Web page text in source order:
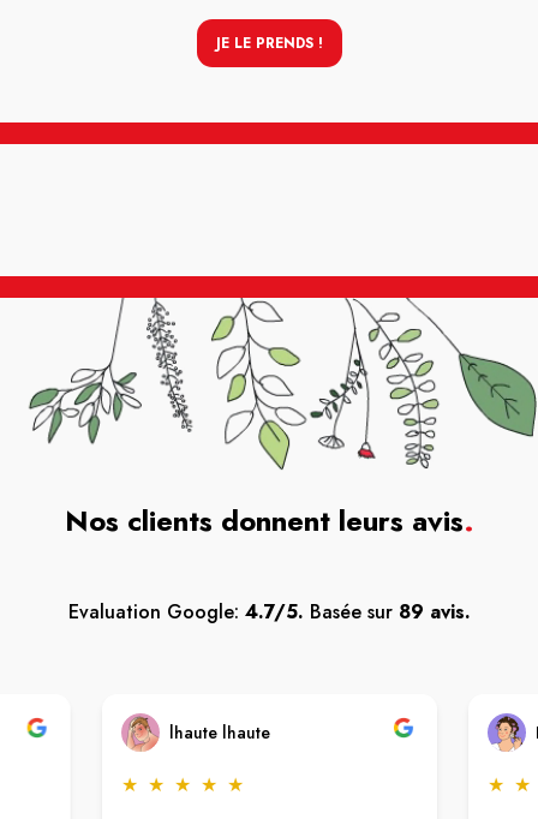
JE LE PRENDS !
Nos clients donnent leurs avis.
Evaluation Google: 4.7/5. Basée sur 89 avis.
lhaute lhaute
★ ★ ★ ★ ★ ★ ★